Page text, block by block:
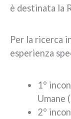
è destinata la
Per la ricerca
esperienza
1°
Umane
2°